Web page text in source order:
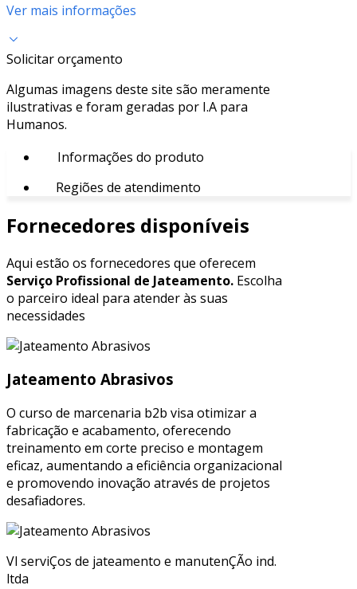
Ver mais informações
Solicitar orçamento
Algumas imagens deste site são meramente
ilustrativas e foram geradas por I.A para
Humanos.
Informações do produto
Regiões de atendimento
Fornecedores disponíveis
Aqui estão os fornecedores que oferecem
Serviço Profissional de Jateamento. Escolha
o parceiro ideal para atender às suas
necessidades
Jateamento Abrasivos
O curso de marcenaria b2b visa otimizar a
fabricação e acabamento, oferecendo
treinamento em corte preciso e montagem
eficaz, aumentando a eficiência organizacional
e promovendo inovação através de projetos
desafiadores.
Vl serviÇos de jateamento e manutenÇÃo ind.
ltda